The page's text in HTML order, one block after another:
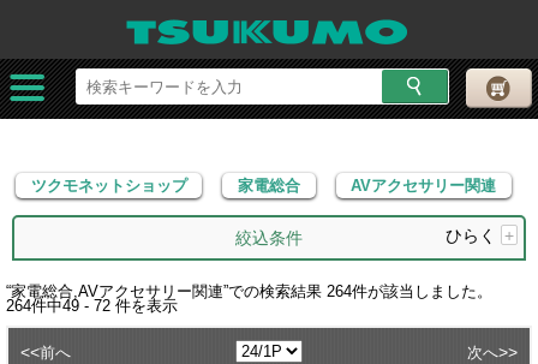
ツクモネットショップ 家電総合 AVアクセサリー関連
ツクモネットショップ 家電総合 AVアクセサリー関連
絞込条件 ひらく +
“家電総合,AVアクセサリー関連”での検索結果 264件が該当しました。
264件中49 - 72 件を表示
<<前へ 次へ>>